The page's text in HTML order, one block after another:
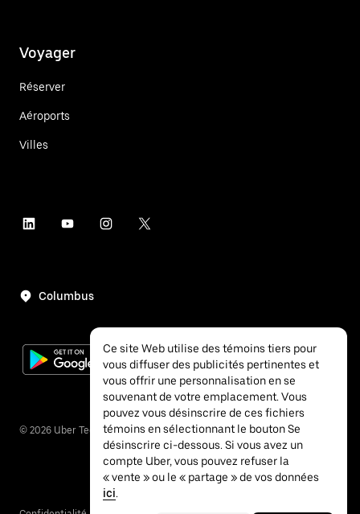
Voyager
Réserver
Aéroports
Villes
Columbus
© 2026 Uber Technologies inc.
Ce site Web utilise des témoins tiers pour
vous diffuser des publicités pertinentes et
vous offrir une personnalisation en se
souvenant de votre emplacement. Vous
pouvez vous désinscrire de ces fichiers
témoins en sélectionnant le bouton Se
désinscrire ci-dessous. Si vous avez un
compte Uber, vous pouvez refuser la
« vente » ou le « partage » de vos données
ici.